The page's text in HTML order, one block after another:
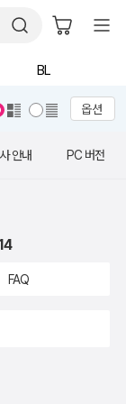
BL
옵션
안내 PC 버전
FAQ